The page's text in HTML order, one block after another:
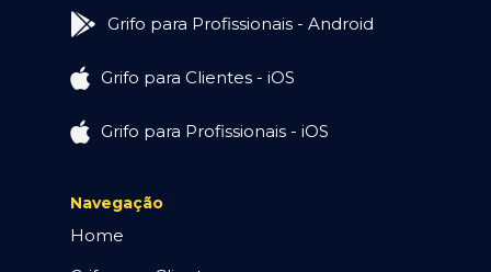
Grifo para Profissionais - Android
Grifo para Clientes - iOS
Grifo para Profissionais - iOS
Navegação
Home